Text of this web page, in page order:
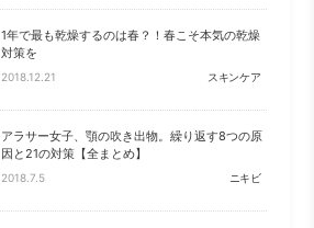
1年で最も乾燥するのは春？！春こそ本気の乾燥
対策を
2018.12.21 スキンケア
アラサー女子、顎の吹き出物。繰り返す8つの原
因と21の対策【全まとめ】
2018.7.5 ニキビ